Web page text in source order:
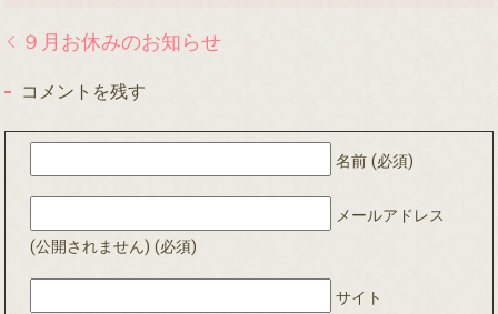
９月お休みのお知らせ
コメントを残す
名前 (必須)
メールアドレス
(公開されません) (必須)
サイト